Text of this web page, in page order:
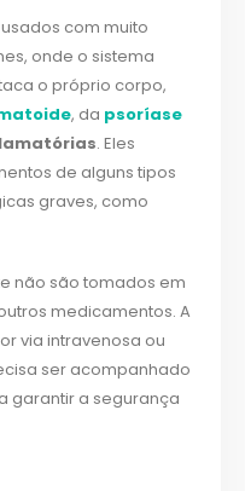
com muito
onde o sistema
o próprio corpo,
, da psoríase
. Eles
de alguns tipos
graves, como
não são tomados em
medicamentos. A
via intravenosa ou
ser acompanhado
garantir a segurança